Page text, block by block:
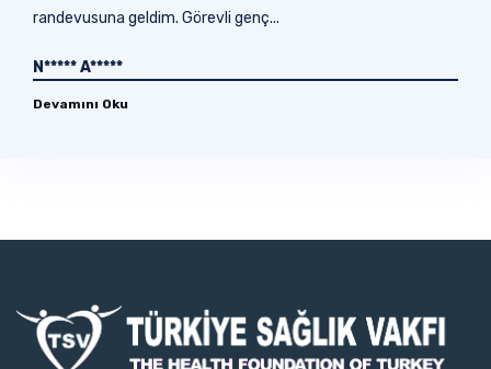
randevusuna geldim. Görevli genç...
N***** A*****
Devamını Oku